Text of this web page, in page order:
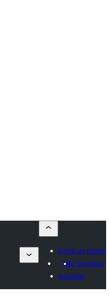
Enviá un plugin
Mis favoritos
Acceder